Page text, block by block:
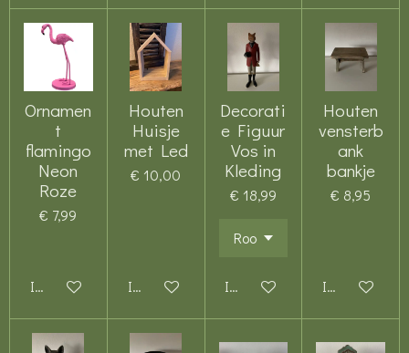
Ornamen
t
flamingo
Neon
Roze
€ 7,99
In winkelwagen
Houten
Huisje
met Led
€ 10,00
In winkelwagen
Decorati
e Figuur
Vos in
Kleding
€ 18,99
In winkelwagen
Houten
vensterb
ank
bankje
€ 8,95
In